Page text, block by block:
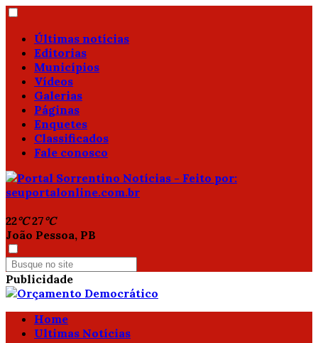
Últimas notícias
Editorias
Municípios
Vídeos
Galerias
Páginas
Enquetes
Classificados
Fale conosco
22°C 27°C
João Pessoa, PB
Publicidade
Home
Ultimas Notícias